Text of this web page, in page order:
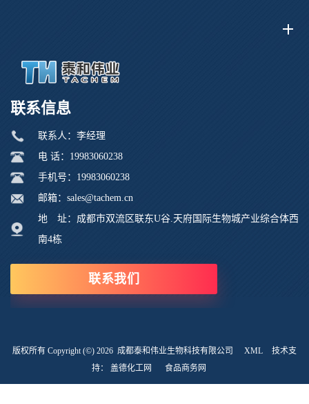
联系信息
联系人：李经理
电 话：19983060238
手机号：19983060238
邮箱：sales@tachem.cn
地 址：成都市双流区联东U谷.天府国际生物城产业综合体西
南4栋
联系我们
版权所有 Copyright (©) 2026 成都泰和伟业生物科技有限公司 XML
技术支
持： 盖德化工网 食品商务网